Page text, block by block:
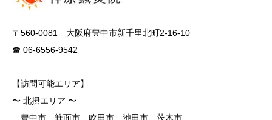
〒560-0081 大阪府豊中市新千里北町2-16-10
☎ 06-6556-9542
【訪問可能エリア】
〜 北摂エリア 〜
豊中市、箕面市、吹田市、池田市、茨木市